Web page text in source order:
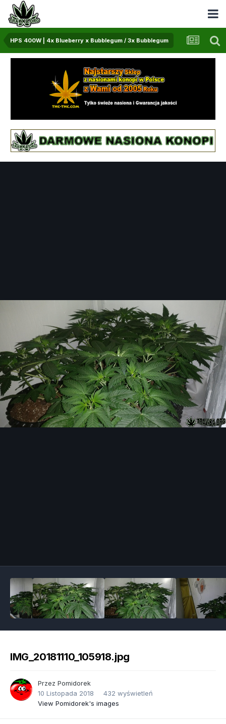
HPS 400W | 4x Blueberry x Bubblegum / 3x Bubblegum
IMG_20181110_105918.jpg
Przez Pomidorek
10 Listopada 2018
432 wyświetleń
View Pomidorek's images